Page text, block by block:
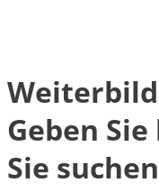
Geben
Sie